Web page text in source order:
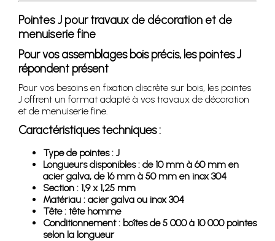
Pointes J pour travaux de décoration et de
menuiserie fine
Pour vos assemblages bois précis, les pointes J
répondent présent
Pour vos besoins en fixation discrète sur bois, les pointes
J offrent un format adapté à vos travaux de décoration
et de menuiserie fine.
Caractéristiques techniques :
Type de pointes : J
Longueurs disponibles : de 10 mm à 60 mm en
acier galva, de 16 mm à 50 mm en inox 304
Section : 1,9 x 1,25 mm
Matériau : acier galva ou inox 304
Tête : tête homme
Conditionnement : boîtes de 5 000 à 10 000 pointes
selon la longueur